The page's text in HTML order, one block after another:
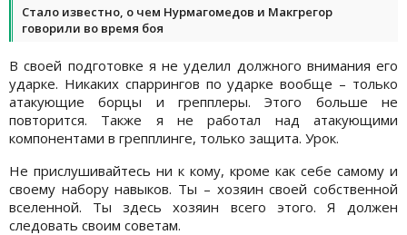
Стало известно, о чем Нурмагомедов и Макгрегор
говорили во время боя
В своей подготовке я не уделил должного внимания его
ударке. Никаких спаррингов по ударке вообще – только
атакующие борцы и грепплеры. Этого больше не
повторится. Также я не работал над атакующими
компонентами в грепплинге, только защита. Урок.
Не прислушивайтесь ни к кому, кроме как себе самому и
своему набору навыков. Ты – хозяин своей собственной
вселенной. Ты здесь хозяин всего этого. Я должен
следовать своим советам.